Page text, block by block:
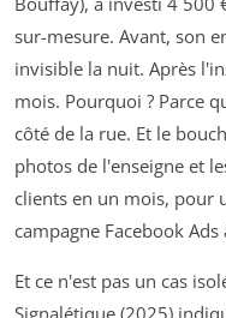
sur-mesure. Avant, son
invisible la nuit. Après
mois. Pourquoi ? Parce
côté de la rue. Et le
photos de l'enseigne et
clients en un mois, pour
campagne Facebook
Et ce n'est pas un cas